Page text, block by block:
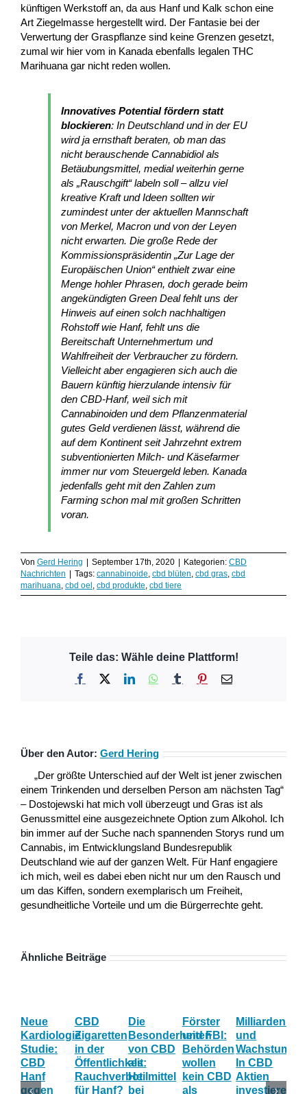
künftigen Werkstoff an, da aus Hanf und Kalk schon eine
Art Ziegelmasse hergestellt wird. Der Fantasie bei der
Verwertung der Graspflanze sind keine Grenzen gesetzt,
zumal wir hier vom in Kanada ebenfalls legalen THC
Marihuana gar nicht reden wollen.
Innovatives Potential fördern statt
blockieren: In Deutschland und in der EU
wird ja ernsthaft beraten, ob man das
nicht berauschende Cannabidiol als
Betäubungsmittel, medial weiterhin gerne
als „Rauschgift“ labeln soll – allzu viel
kreative Kraft und Ideen sollten wir
zumindest unter der aktuellen Mannschaft
von Merkel, Macron und von der Leyen
nicht erwarten. Die große Rede der
Kommissionspräsidentin „Zur Lage der
Europäischen Union“ enthielt zwar eine
Menge hohler Phrasen, doch gerade beim
angekündigten Green Deal fehlt uns der
Hinweis auf einen solch nachhaltigen
Rohstoff wie Hanf, fehlt uns die
Bereitschaft Unternehmertum und
Wahlfreiheit der Verbraucher zu fördern.
Vielleicht aber engagieren sich auch die
Bauern künftig hierzulande intensiv für
den CBD-Hanf, weil sich mit
Cannabinoiden und dem Pflanzenmaterial
gutes Geld verdienen lässt, während die
auf dem Kontinent seit Jahrzehnt extrem
subventionierten Milch- und Käsefarmer
immer nur vom Steuergeld leben. Kanada
jedenfalls geht mit den Zahlen zum
Farming schon mal mit großen Schritten
voran.
Von Gerd Hering | September 17th, 2020 | Kategorien: CBD
Nachrichten | Tags: cannabinoide, cbd blüten, cbd gras, cbd
marihuana, cbd oel, cbd produkte, cbd tiere
Teile das: Wähle deine Plattform!
Facebook LinkedInWhatsApp
Tumblr Pinterest
E-
Über den Autor: Gerd Hering
„Der größte Unterschied auf der Welt ist jener zwischen
einem Trinkenden und derselben Person am nächsten Tag“
– Dostojewski hat mich voll überzeugt und Gras ist als
Genussmittel eine ausgezeichnete Option zum Alkohol. Ich
bin immer auf der Suche nach spannenden Storys rund um
Cannabis, im Entwicklungsland Bundesrepublik
Deutschland wie auf der ganzen Welt. Für Hanf engagiere
ich mich, weil es dabei eben nicht nur um den Rausch und
um das Kiffen, sondern exemplarisch um Freiheit,
gesundheitliche Vorteile und um die Bürgerrechte geht.
Ähnliche Beiträge
Neue
Kardiologie
Studie:
CBD
Hanf
gegen
CBD
Zigaretten
in der
Öffentlichkeit:
Rauchverbot
für Hanf?
Die
Besonderheiten
von CBD
als
Heilmittel
bei
Förster
und FBI:
Behörden
wollen
kein CBD
als
und
Wachstum:
In CBD
Aktien
investieren?